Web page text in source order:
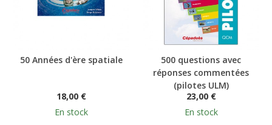
50 Années d'ère spatiale
18,00 €
En stock
500 questions avec
réponses commentées
(pilotes ULM)
23,00 €
En stock